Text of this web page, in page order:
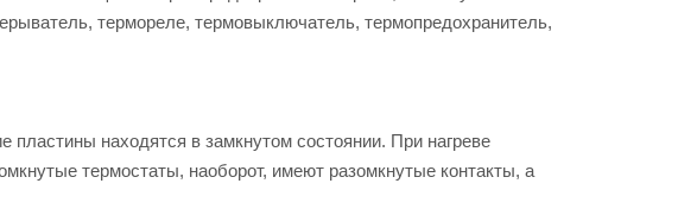
термореле, термовыключатель, термопредохранитель,
находятся в замкнутом состоянии. При нагреве
термостаты, наоборот, имеют разомкнутые контакты, а